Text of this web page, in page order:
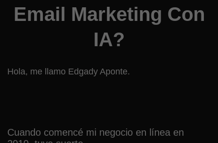
Email Marketing Con
IA?
Hola, me llamo Edgady Aponte.
Cuando comencé mi negocio en línea en